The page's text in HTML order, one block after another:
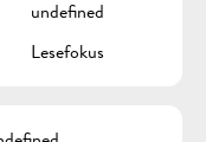
undefined
Lesefokus